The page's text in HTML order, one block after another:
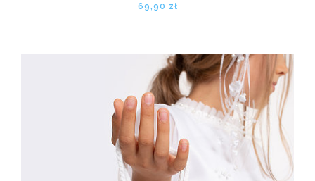
69,90 zł